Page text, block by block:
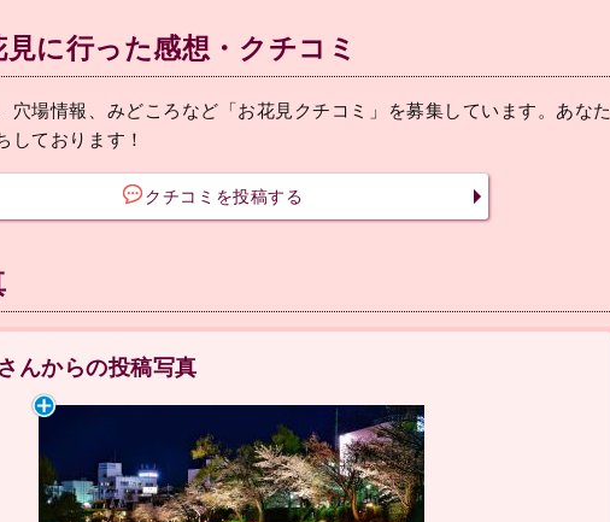
に行った感想・クチコミ
穴場情報、みどころなど「お花見クチコミ」を募集しています。あなた
しております！
クチコミを投稿する
んからの投稿写真